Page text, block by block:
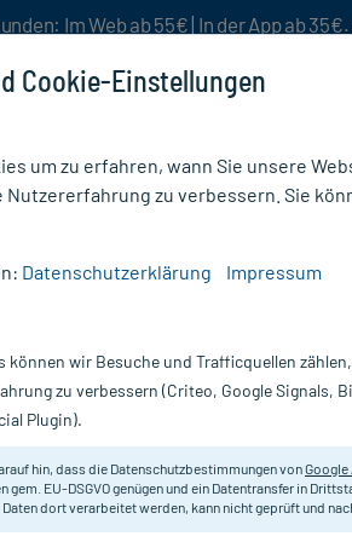
Im Web ab 55€ | In der App ab
Nur für kurze Zeit:Gratis-Versand* ab
10X1 ml
Cookie-Einstellungen
um zu erfahren, wann Sie unsere
Nutzererfahrung zu verbessern. Sie
Datenschutzerklärung Impressum
können wir Besuche und Trafficquellen
zu verbessern (Criteo, Google Signals,
Plugin).
hin, dass die Datenschutzbestimmungen von
gem. EU-DSGVO genügen und ein Datentransfer in
Daten dort verarbeitet werden, kann nicht geprüft und